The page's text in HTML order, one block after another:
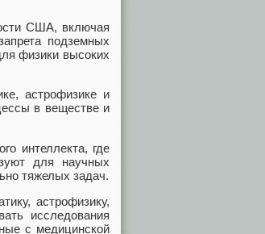
США, включая
подземных
физики высоких
астрофизике и
в веществе и
интеллекта, где
для научных
тяжелых задач.
астрофизику,
исследования
с медицинской